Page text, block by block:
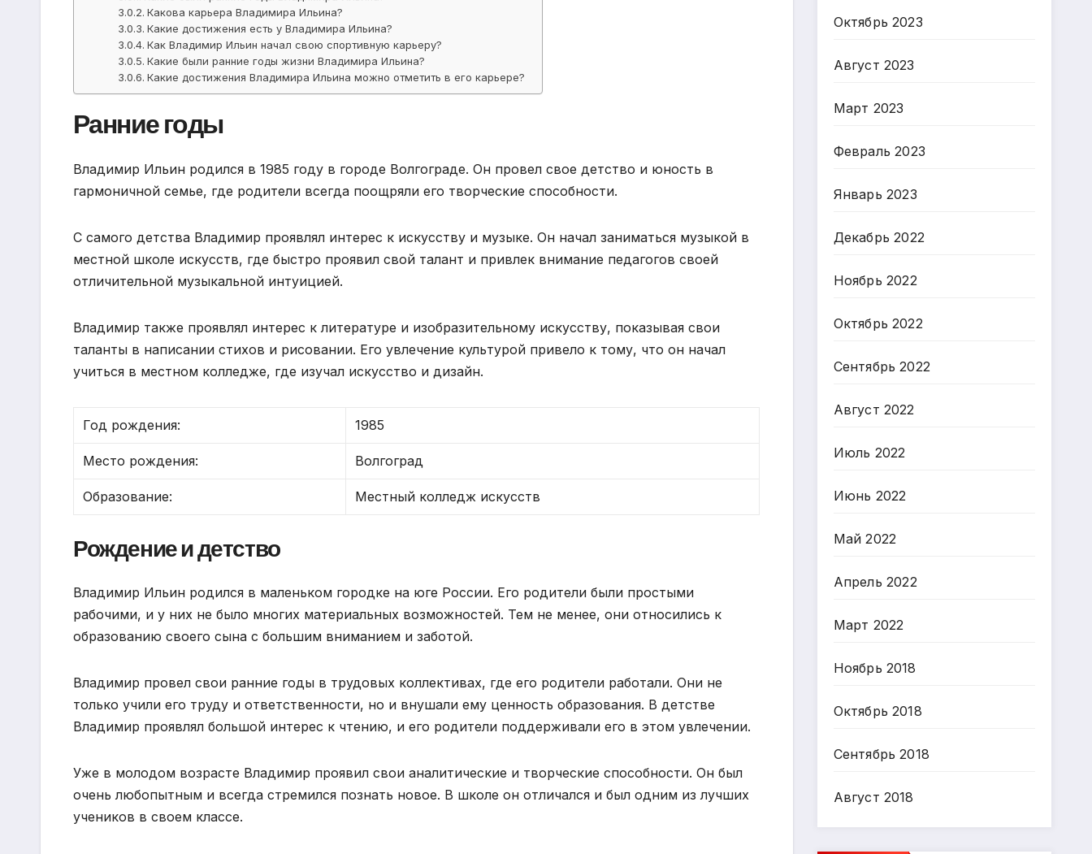
Какова карьера Владимира Ильина?
Какие достижения есть у Владимира Ильина?
Как Владимир Ильин начал свою спортивную карьеру?
Какие были ранние годы жизни Владимира Ильина?
Какие достижения Владимира Ильина можно отметить в его карьере?
Ранние годы
Владимир Ильин родился в 1985 году в городе Волгограде. Он провел свое детство и юность в
гармоничной семье, где родители всегда поощряли его творческие способности.
С самого детства Владимир проявлял интерес к искусству и музыке. Он начал заниматься музыкой в
местной школе искусств, где быстро проявил свой талант и привлек внимание педагогов своей
отличительной музыкальной интуицией.
Владимир также проявлял интерес к литературе и изобразительному искусству, показывая свои
таланты в написании стихов и рисовании. Его увлечение культурой привело к тому, что он начал
учиться в местном колледже, где изучал искусство и дизайн.
Год рождения: 1985
Место рождения: Волгоград
Образование: Местный колледж искусств
Рождение и детство
Владимир Ильин родился в маленьком городке на юге России. Его родители были простыми
рабочими, и у них не было многих материальных возможностей. Тем не менее, они относились к
образованию своего сына с большим вниманием и заботой.
Владимир провел свои ранние годы в трудовых коллективах, где его родители работали. Они не
только учили его труду и ответственности, но и внушали ему ценность образования. В детстве
Владимир проявлял большой интерес к чтению, и его родители поддерживали его в этом увлечении.
Уже в молодом возрасте Владимир проявил свои аналитические и творческие способности. Он был
очень любопытным и всегда стремился познать новое. В школе он отличался и был одним из лучших
учеников в своем классе.
Октябрь 2023
Август 2023
Март 2023
Февраль 2023
Январь 2023
Декабрь 2022
Ноябрь 2022
Октябрь 2022
Сентябрь 2022
Август 2022
Июль 2022
Июнь 2022
Май 2022
Апрель 2022
Март 2022
Ноябрь 2018
Октябрь 2018
Сентябрь 2018
Август 2018